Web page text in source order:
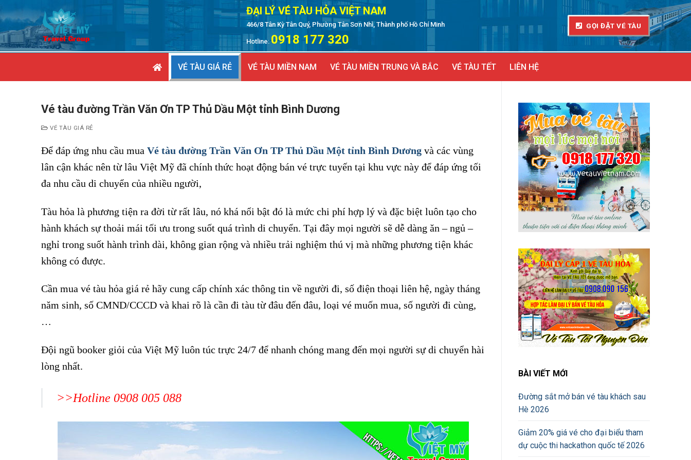
đến
nội
dung
ĐẠI LÝ VÉ TÀU HỎA VIỆT NAM
466/8 Tân Kỳ Tân Quý, Phường Tân Sơn Nhì, Thành phố Hồ Chí Minh
Hotline: 0918 177 320
GỌI ĐẶT VÉ TÀU
VÉ TÀU GIÁ RẺ VÉ TÀU MIỀN NAM VÉ TÀU MIỀN TRUNG VÀ BẮC VÉ TÀU TẾT LIÊN HỆ
Vé tàu đường Trần Văn Ơn TP Thủ Dầu Một tỉnh Bình Dương
VÉ TÀU GIÁ RẺ
Để đáp ứng nhu cầu mua Vé tàu đường Trần Văn Ơn TP Thủ Dầu Một tỉnh Bình Dương và các vùng
lân cận khác nên từ lâu Việt Mỹ đã chính thức hoạt động bán vé trực tuyến tại khu vực này để đáp ứng tối
đa nhu cầu di chuyển của nhiều người,
Tàu hỏa là phương tiện ra đời từ rất lâu, nó khá nổi bật đó là mức chi phí hợp lý và đặc biệt luôn tạo cho
hành khách sự thoải mái tối ưu trong suốt quá trình di chuyển. Tại đây mọi người sẽ dễ dàng ăn – ngủ –
nghỉ trong suốt hành trình dài, không gian rộng và nhiều trải nghiệm thú vị mà những phương tiện khác
không có được.
Cần mua vé tàu hỏa giá rẻ hãy cung cấp chính xác thông tin về người đi, số điện thoại liên hệ, ngày tháng
năm sinh, số CMND/CCCD và khai rõ là cần đi tàu từ đâu đến đâu, loại vé muốn mua, số người đi cùng,
…
Đội ngũ booker giỏi của Việt Mỹ luôn túc trực 24/7 để nhanh chóng mang đến mọi người sự di chuyển hài
lòng nhất.
>>Hotline 0908 005 088
BÀI VIẾT MỚI
Đường sắt mở bán vé tàu khách sau
Hè 2026
Giảm 20% giá vé cho đại biểu tham
dự cuộc thi hackathon quốc tế 2026